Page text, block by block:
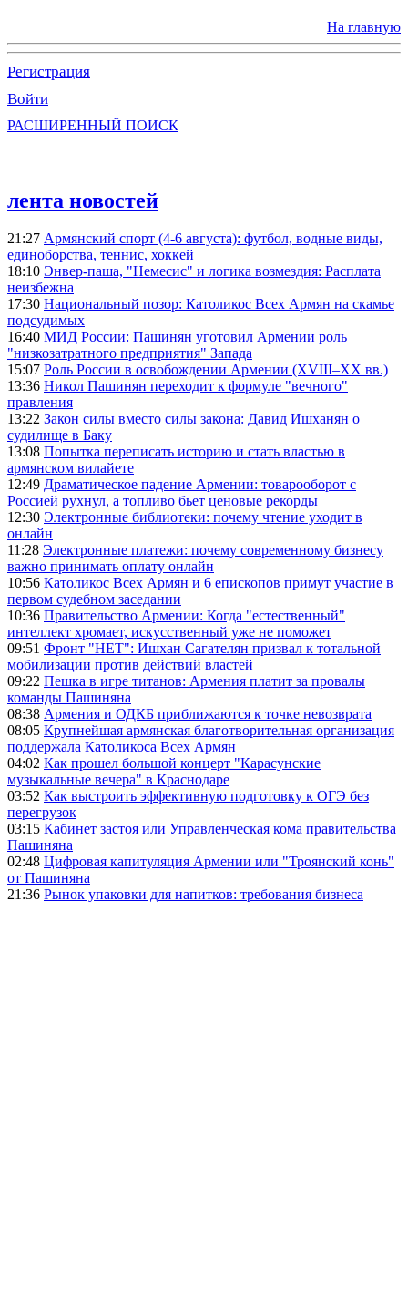
На главную
Регистрация
Войти
РАСШИРЕННЫЙ ПОИСК
лента новостей
21:27 Армянский спорт (4-6 августа): футбол, водные виды,
единоборства, теннис, хоккей
18:10 Энвер-паша, "Немесис" и логика возмездия: Расплата
неизбежна
17:30 Национальный позор: Католикос Всех Армян на скамье
подсудимых
16:40 МИД России: Пашинян уготовил Армении роль
"низкозатратного предприятия" Запада
15:07 Роль России в освобождении Армении (XVIII–XX вв.)
13:36 Никол Пашинян переходит к формуле "вечного"
правления
13:22 Закон силы вместо силы закона: Давид Ишханян о
судилище в Баку
13:08 Попытка переписать историю и стать властью в
армянском вилайете
12:49 Драматическое падение Армении: товарооборот с
Россией рухнул, а топливо бьет ценовые рекорды
12:30 Электронные библиотеки: почему чтение уходит в
онлайн
11:28 Электронные платежи: почему современному бизнесу
важно принимать оплату онлайн
10:56 Католикос Всех Армян и 6 епископов примут участие в
первом судебном заседании
10:36 Правительство Армении: Когда "естественный"
интеллект хромает, искусственный уже не поможет
09:51 Фронт "НЕТ": Ишхан Сагателян призвал к тотальной
мобилизации против действий властей
09:22 Пешка в игре титанов: Армения платит за провалы
команды Пашиняна
08:38 Армения и ОДКБ приближаются к точке невозврата
08:05 Крупнейшая армянская благотворительная организация
поддержала Католикоса Всех Армян
04:02 Как прошел большой концерт "Карасунские
музыкальные вечера" в Краснодаре
03:52 Как выстроить эффективную подготовку к ОГЭ без
перегрузок
03:15 Кабинет застоя или Управленческая кома правительства
Пашиняна
02:48 Цифровая капитуляция Армении или "Троянский конь"
от Пашиняна
21:36 Рынок упаковки для напитков: требования бизнеса